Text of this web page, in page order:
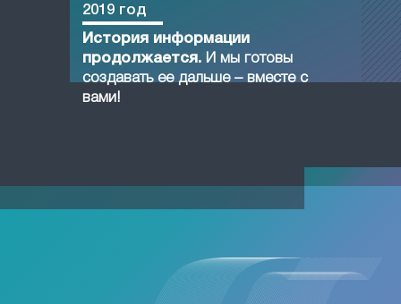
2019 год
История информации
продолжается. И мы готовы
создавать ее дальше – вместе с
вами!